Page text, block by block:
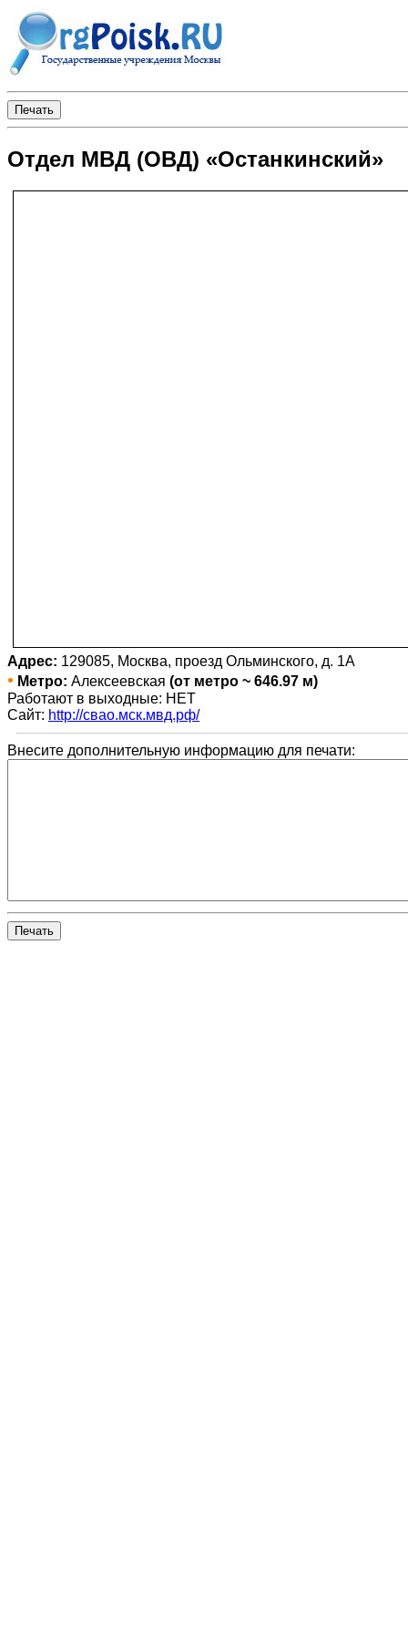
Отдел МВД (ОВД) «Останкинский»
Адрес: 129085, Москва, проезд Ольминского, д. 1А
• Метро: Алексеевская (от метро ~ 646.97 м)
Работают в выходные: НЕТ
Сайт: http://свао.мск.мвд.рф/
Внесите дополнительную информацию для печати: